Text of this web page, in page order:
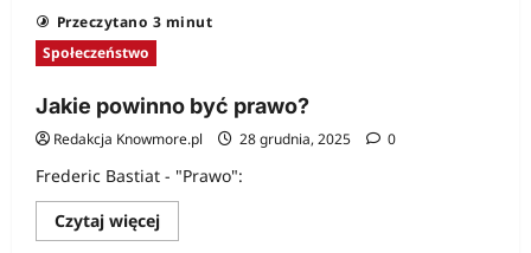
Społeczeństwo
obawy
Przeczytano 3 minut
Społeczeństwo
Jakie powinno być prawo?
Redakcja Knowmore.pl 28 grudnia, 2025 0
Frederic Bastiat - "Prawo":
Czytaj więcejDowiedz
się